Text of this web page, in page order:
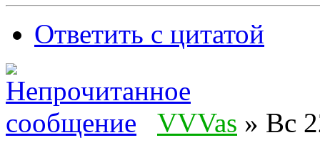
Ответить с цитатой
VVVas » Вс